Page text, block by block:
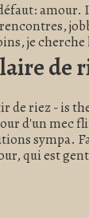
je cherche
de
de riez - is
d'un mec
sympa.
qui est